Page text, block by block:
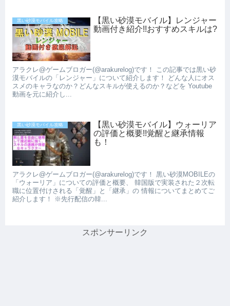
黒い砂漠モバイル攻略
【黒い砂漠モバイル】レンジャー
動画付き紹介!!おすすめスキルは?
アラクレ@ゲームブロガー(@arakurelog)です！ この記事では黒い砂
漠モバイルの「レンジャー」について紹介します！ どんな人にオス
スメのキャラなのか？どんなスキルが使えるのか？などを Youtube
動画を元に紹介し...
黒い砂漠モバイル攻略
【黒い砂漠モバイル】ウォーリア
の評価と概要!!覚醒と継承情報
も！
アラクレ@ゲームブロガー(@arakurelog)です！ 黒い砂漠MOBILEの
「ウォーリア」についての評価と概要、 韓国版で実装された２次転
職に位置付けされる「覚醒」と「継承」の 情報についてまとめてご
紹介します！ ※先行配信の韓...
スポンサーリンク